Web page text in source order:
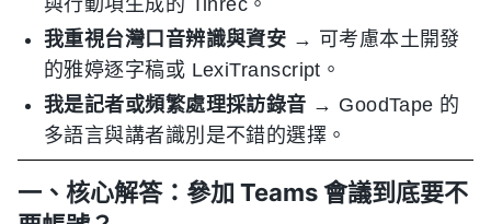
與行動項生成的 Tinrec。
我重視台灣口音辨識與資安 → 可考慮本土開發
的雅婷逐字稿或 LexiTranscript。
我是記者或頻繁處理採訪錄音 → GoodTape 的
多語言與講者識別是不錯的選擇。
一、核心解答：參加 Teams 會議到底要不